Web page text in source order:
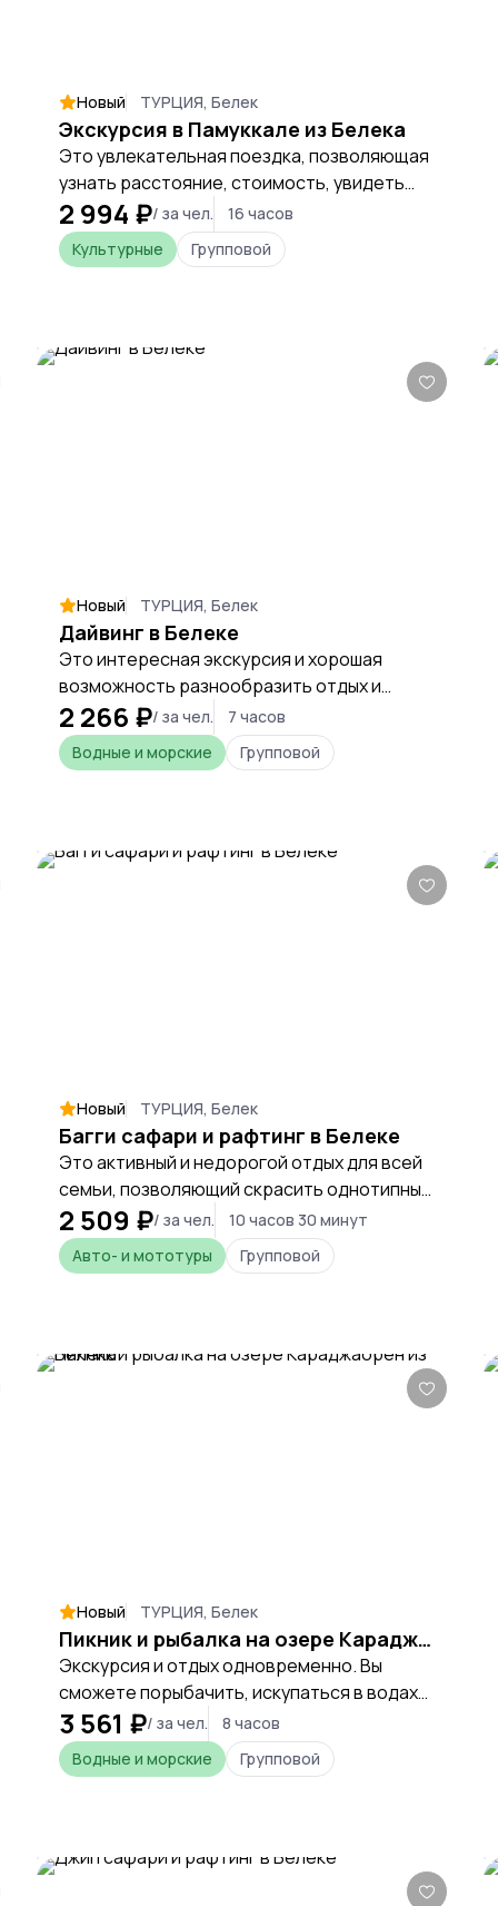
Новый ТУРЦИЯ, Белек
Экскурсия в Памуккале из Белека
Это увлекательная поездка, позволяющая
узнать расстояние, стоимость, увидеть
разнообразие пейзажей, ландшафтов,
достопримечательностей в Турции.
Передвижение на комфортабельном
На протяжении путешествия рядом
находится русскоговорящий гид-историк.
2 994 ₽/ за чел.
16 часов
Культурные
Групповой
Новый ТУРЦИЯ, Белек
Дайвинг в Белеке
Это интересная экскурсия и хорошая
возможность разнообразить отдых и
познакомиться с удивительным подводным
миром с его жителями, коралловыми
рифами, удивительным рельефом дна.
2 266 ₽/ за чел.
7 часов
Водные и морские
Групповой
Новый ТУРЦИЯ, Белек
Багги сафари и рафтинг в Белеке
Это активный и недорогой отдых для всей
семьи, позволяющий скрасить однотипный
пляжный отдых в Турции. Это экскурсия
один из самых выгодны комбо туров, в
рамка которого туристы не только
попробуют прокатиться по реке на рафтах
2 509 ₽/ за чел.
10 часов 30 минут
Авто- и мототуры
Групповой
Новый ТУРЦИЯ, Белек
Пикник и рыбалка на озере Караджаорен из Белека
Экскурсия и отдых одновременно. Вы
сможете порыбачить, искупаться в водах
горного водоема, прогуляться по
окрестностям и получить массу
положительных эмоций при прогулке из
3 561 ₽/ за чел.
8 часов
Водные и морские
Групповой